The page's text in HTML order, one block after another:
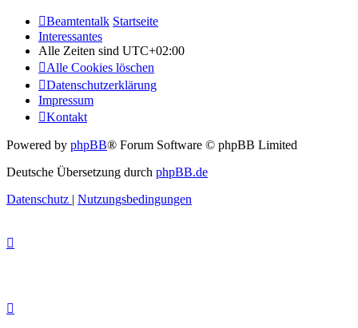
Beamtentalk Startseite
Interessantes
Alle Zeiten sind UTC+02:00
Alle Cookies löschen
Datenschutzerklärung
Impressum
Kontakt
Powered by phpBB® Forum Software © phpBB Limited
Deutsche Übersetzung durch phpBB.de
Datenschutz | Nutzungsbedingungen